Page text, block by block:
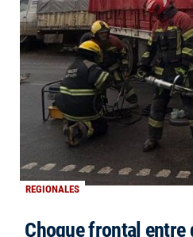
REGIONALES
Choque frontal entre